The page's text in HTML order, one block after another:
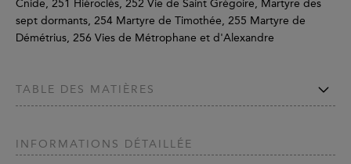
Cnide, 251 Hiéroclès, 252 Vie de Saint Grégoire, Martyre des
sept dormants, 254 Martyre de Timothée, 255 Martyre de
Démétrius, 256 Vies de Métrophane et d'Alexandre
TABLE DES MATIÈRES
INFORMATIONS DÉTAILLÉE